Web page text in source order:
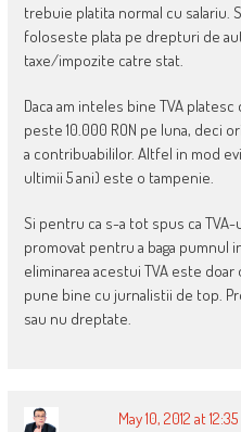
trebuie platita normal cu salariu.
foloseste plata pe drepturi de
taxe/impozite catre stat.
Daca am inteles bine TVA
peste 10.000 RON pe luna, deci
a contribuabililor. Altfel in mod
ultimii 5 ani) este o tampenie.
Si pentru ca s-a tot spus ca
promovat pentru a baga pumnul
eliminarea acestui TVA este
pune bine cu jurnalistii de top.
sau nu dreptate.
May 10, 2012 at 12:35